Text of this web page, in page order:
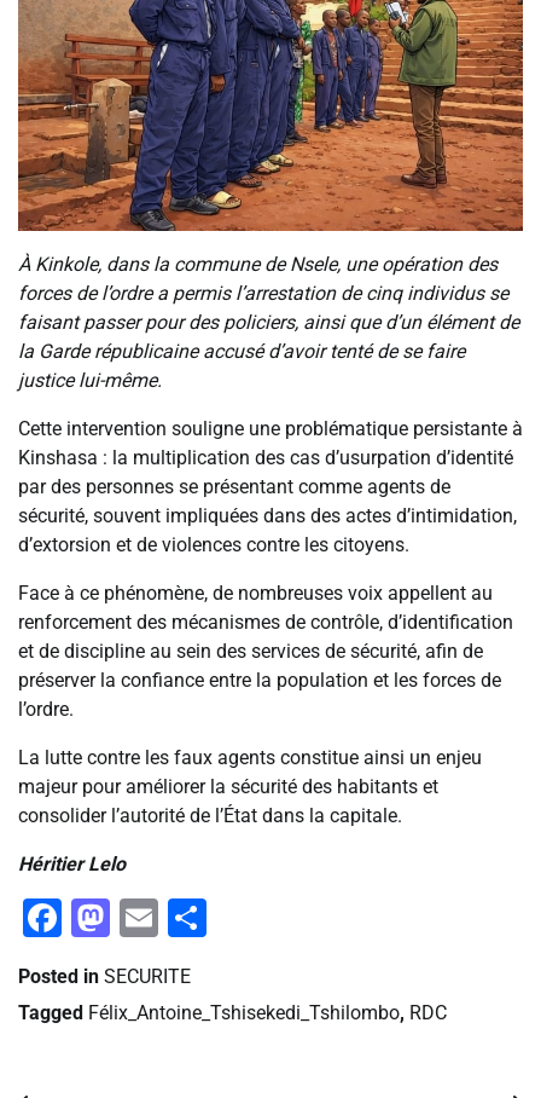
À Kinkole, dans la commune de Nsele, une opération des
forces de l’ordre a permis l’arrestation de cinq individus se
faisant passer pour des policiers, ainsi que d’un élément de
la Garde républicaine accusé d’avoir tenté de se faire
justice lui-même.
Cette intervention souligne une problématique persistante à
Kinshasa : la multiplication des cas d’usurpation d’identité
par des personnes se présentant comme agents de
sécurité, souvent impliquées dans des actes d’intimidation,
d’extorsion et de violences contre les citoyens.
Face à ce phénomène, de nombreuses voix appellent au
renforcement des mécanismes de contrôle, d’identification
et de discipline au sein des services de sécurité, afin de
préserver la confiance entre la population et les forces de
l’ordre.
La lutte contre les faux agents constitue ainsi un enjeu
majeur pour améliorer la sécurité des habitants et
consolider l’autorité de l’État dans la capitale.
Héritier Lelo
Facebook
Mastodon
Email
Posted in SECURITE
Tagged Félix_Antoine_Tshisekedi_Tshilombo, RDC